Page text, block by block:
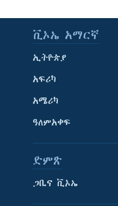
ቪኦኤ አማርኛ
ኢትዮጵያ
አፍሪካ
አሜሪካ
ዓለምአቀፍ
ድምጽ
ጋቢና ቪኦኤ